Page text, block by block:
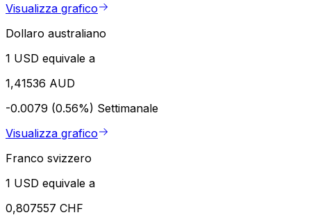
Visualizza grafico
Dollaro australiano
1 USD equivale a
1,41536 AUD
-0.0079 (0.56%) Settimanale
Visualizza grafico
Franco svizzero
1 USD equivale a
0,807557 CHF